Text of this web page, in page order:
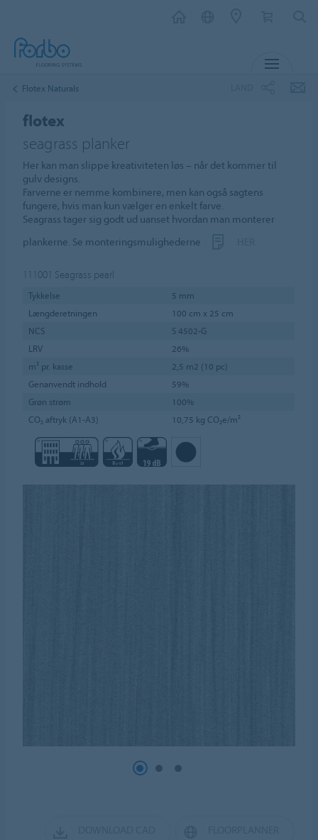
Flotex Naturals
flotex
seagrass planker
Her kan man slippe kreativiteten løs – når det kommer til
gulv designs.
Farverne er nemme kombinere, men kan også sagtens
fungere, hvis man kun vælger en enkelt farve.
Seagrass tager sig godt ud uanset hvordan man monterer
plankerne. Se monteringsmulighederne
111001 Seagrass pearl
Tykkelse
5 mm
Længderetningen
100 cm x 25 cm
NCS
S 4502-G
LRV
26%
m² pr. kasse
2,5 m2 (10 pc)
Genanvendt indhold
59%
Grøn strøm
100%
CO₂ aftryk (A1-A3)
10,75 kg CO₂e/m²